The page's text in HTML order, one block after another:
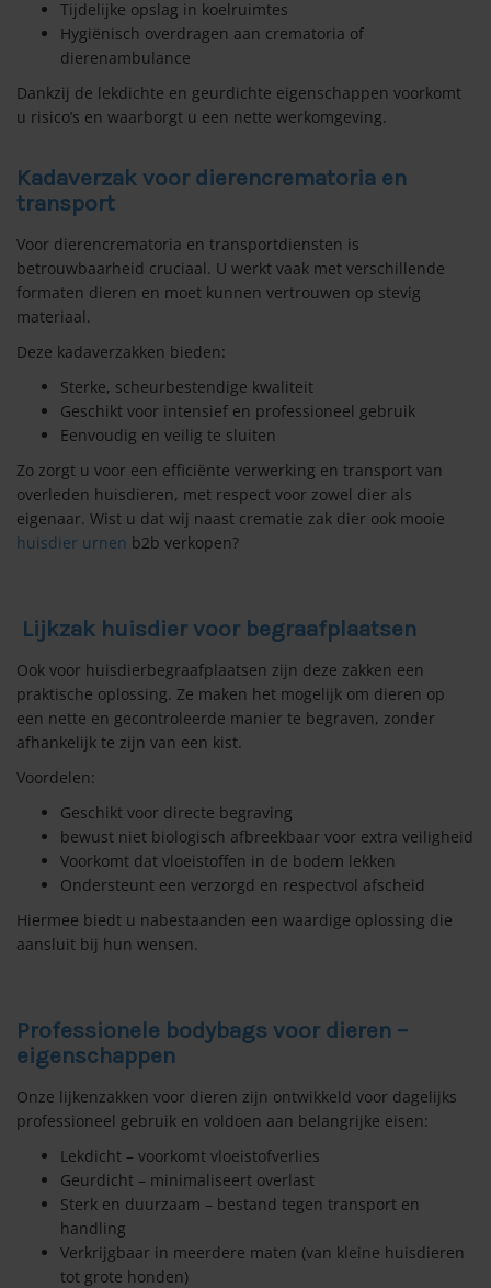
Tijdelijke opslag in koelruimtes
Hygiënisch overdragen aan crematoria of
dierenambulance
Dankzij de lekdichte en geurdichte eigenschappen voorkomt
u risico’s en waarborgt u een nette werkomgeving.
Kadaverzak voor dierencrematoria en
transport
Voor dierencrematoria en transportdiensten is
betrouwbaarheid cruciaal. U werkt vaak met verschillende
formaten dieren en moet kunnen vertrouwen op stevig
materiaal.
Deze kadaverzakken bieden:
Sterke, scheurbestendige kwaliteit
Geschikt voor intensief en professioneel gebruik
Eenvoudig en veilig te sluiten
Zo zorgt u voor een efficiënte verwerking en transport van
overleden huisdieren, met respect voor zowel dier als
eigenaar. Wist u dat wij naast crematie zak dier ook mooie
huisdier urnen b2b verkopen?
Lijkzak huisdier voor begraafplaatsen
Ook voor huisdierbegraafplaatsen zijn deze zakken een
praktische oplossing. Ze maken het mogelijk om dieren op
een nette en gecontroleerde manier te begraven, zonder
afhankelijk te zijn van een kist.
Voordelen:
Geschikt voor directe begraving
bewust niet biologisch afbreekbaar voor extra veiligheid
Voorkomt dat vloeistoffen in de bodem lekken
Ondersteunt een verzorgd en respectvol afscheid
Hiermee biedt u nabestaanden een waardige oplossing die
aansluit bij hun wensen.
Professionele bodybags voor dieren –
eigenschappen
Onze lijkenzakken voor dieren zijn ontwikkeld voor dagelijks
professioneel gebruik en voldoen aan belangrijke eisen:
Lekdicht – voorkomt vloeistofverlies
Geurdicht – minimaliseert overlast
Sterk en duurzaam – bestand tegen transport en
handling
Verkrijgbaar in meerdere maten (van kleine huisdieren
tot grote honden)